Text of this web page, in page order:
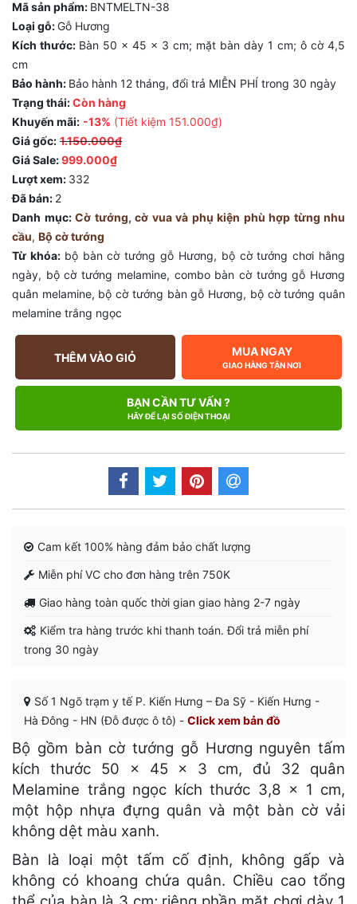
Mã sản phẩm: BNTMELTN-38
Loại gỗ:Gỗ Hương
Kích thước: Bàn 50 × 45 × 3 cm; mặt bàn dày 1 cm; ô cờ 4,5
cm
Bảo hành: Bảo hành 12 tháng, đổi trả MIỄN PHÍ trong 30 ngày
Trạng thái:Còn hàng
Khuyến mãi: -13% (Tiết kiệm 151.000₫)
Giá gốc: 1.150.000₫
Giá Sale:999.000₫
Lượt xem: 332
Đã bán: 2
Danh mục: Cờ tướng, cờ vua và phụ kiện phù hợp từng nhu
cầu, Bộ cờ tướng
Từ khóa: bộ bàn cờ tướng gỗ Hương, bộ cờ tướng chơi hằng
ngày, bộ cờ tướng melamine, combo bàn cờ tướng gỗ Hương
quân melamine, bộ cờ tướng bàn gỗ Hương, bộ cờ tướng quân
melamine trắng ngọc
THÊM VÀO GIỎ MUA NGAY
GIAO HÀNG TẬN NƠI
BẠN CẦN TƯ VẤN ?
HÃY ĐỂ LẠI SỐ ĐIỆN THOẠI
Cam kết 100% hàng đảm bảo chất lượng
Miễn phí VC cho đơn hàng trên 750K
Giao hàng toàn quốc thời gian giao hàng 2-7 ngày
Kiểm tra hàng trước khi thanh toán. Đổi trả miễn phí
trong 30 ngày
Số 1 Ngõ trạm y tế P. Kiến Hưng – Đa Sỹ - Kiến Hưng -
Hà Đông - HN (Đỗ được ô tô) - Click xem bản đồ
Bộ gồm bàn cờ tướng gỗ Hương nguyên tấm
kích thước 50 × 45 × 3 cm, đủ 32 quân
Melamine trắng ngọc kích thước 3,8 × 1 cm,
một hộp nhựa đựng quân và một bàn cờ vải
không dệt màu xanh.
Bàn là loại một tấm cố định, không gấp và
không có khoang chứa quân. Chiều cao tổng